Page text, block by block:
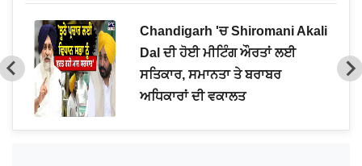
Chandigarh 'ਚ Shiromani Akali
Dal ਦੀ ਹੋਈ ਮੀਟਿੰਗ ਔਰਤਾਂ ਲਈ
ਸਤਿਕਾਰ, ਸਮਾਨਤਾ ਤੇ ਬਰਾਬਰ
ਅਧਿਕਾਰਾਂ ਦੀ ਵਕਾਲਤ